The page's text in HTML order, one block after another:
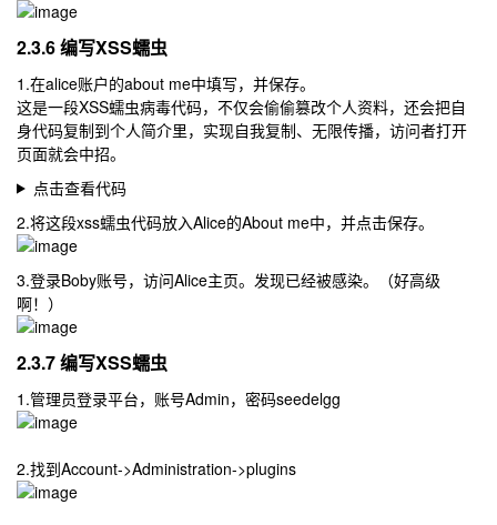
2.3.6 编写XSS蠕虫
1.在alice账户的about me中填写，并保存。
这是一段XSS蠕虫病毒代码，不仅会偷偷篡改个人资料，还会把自
身代码复制到个人简介里，实现自我复制、无限传播，访问者打开
页面就会中招。
点击查看代码
2.将这段xss蠕虫代码放入Alice的About me中，并点击保存。
3.登录Boby账号，访问Alice主页。发现已经被感染。（好高级
啊！）
2.3.7 编写XSS蠕虫
1.管理员登录平台，账号Admin，密码seedelgg
2.找到Account->Administration->plugins